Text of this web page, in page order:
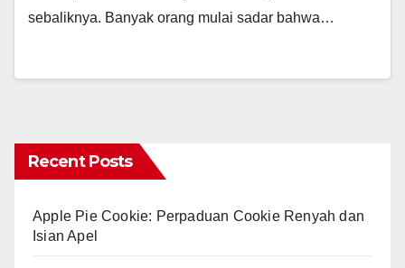
sebaliknya. Banyak orang mulai sadar bahwa…
Recent Posts
Apple Pie Cookie: Perpaduan Cookie Renyah dan
Isian Apel